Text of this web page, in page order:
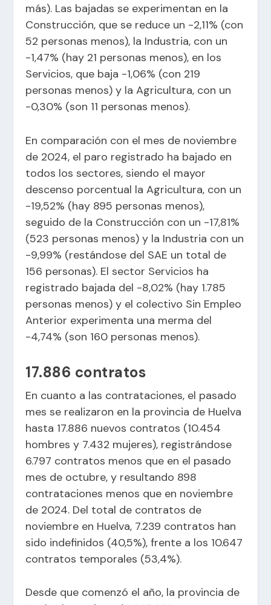
más). Las bajadas se experimentan en la
Construcción, que se reduce un -2,11% (con
52 personas menos), la Industria, con un
-1,47% (hay 21 personas menos), en los
Servicios, que baja -1,06% (con 219
personas menos) y la Agricultura, con un
-0,30% (son 11 personas menos).
En comparación con el mes de noviembre
de 2024, el paro registrado ha bajado en
todos los sectores, siendo el mayor
descenso porcentual la Agricultura, con un
-19,52% (hay 895 personas menos),
seguido de la Construcción con un -17,81%
(523 personas menos) y la Industria con un
-9,99% (restándose del SAE un total de
156 personas). El sector Servicios ha
registrado bajada del -8,02% (hay 1.785
personas menos) y el colectivo Sin Empleo
Anterior experimenta una merma del
-4,74% (son 160 personas menos).
17.886 contratos
En cuanto a las contrataciones, el pasado
mes se realizaron en la provincia de Huelva
hasta 17.886 nuevos contratos (10.454
hombres y 7.432 mujeres), registrándose
6.797 contratos menos que en el pasado
mes de octubre, y resultando 898
contrataciones menos que en noviembre
de 2024. Del total de contratos de
noviembre en Huelva, 7.239 contratos han
sido indefinidos (40,5%), frente a los 10.647
contratos temporales (53,4%).
Desde que comenzó el año, la provincia de